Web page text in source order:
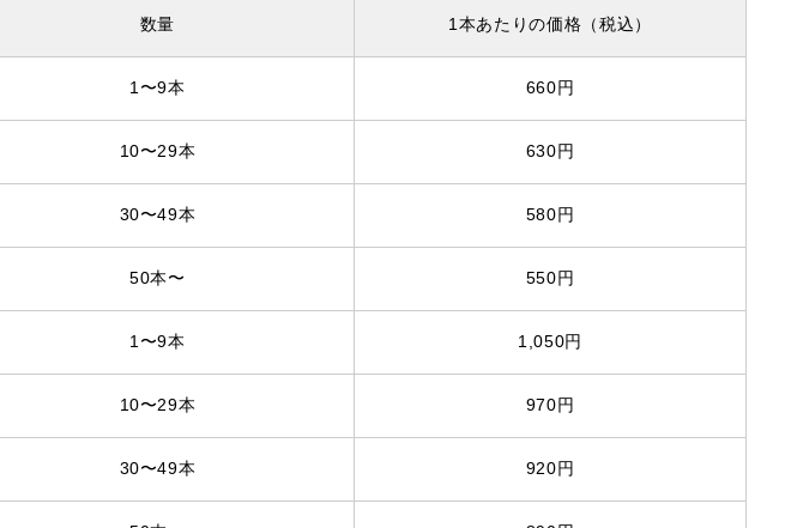
数量 1本あたりの価格 （税込）
1〜9本 660円
10〜29本 630円
30〜49本 580円
50本〜 550円
1〜9本 1,050円
10〜29本 970円
30〜49本 920円